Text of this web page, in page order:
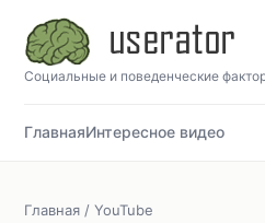
Социальные и поведенческие
ГлавнаяИнтересное видео
Главная / YouTube